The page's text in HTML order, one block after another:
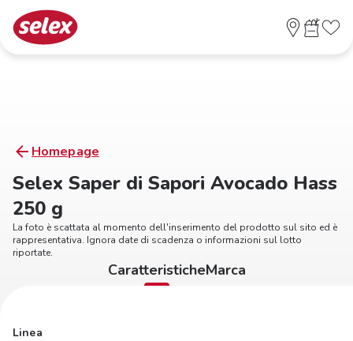
Homepage
Selex Saper di Sapori Avocado Hass
250 g
La foto è scattata al momento dell'inserimento del prodotto sul sito ed è
rappresentativa. Ignora date di scadenza o informazioni sul lotto
riportate.
CaratteristicheMarca
Linea